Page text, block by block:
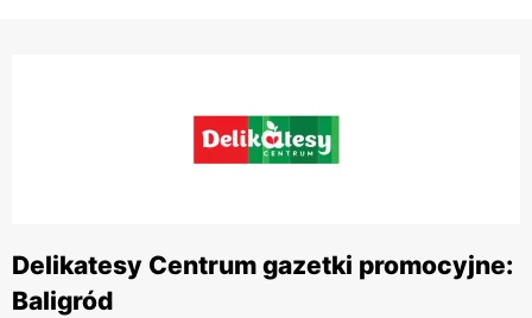
Delikatesy Centrum gazetki promocyjne:
Baligród